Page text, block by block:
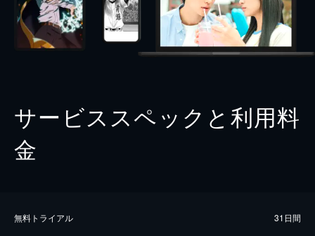
サービススペックと利用料
金
無料トライアル 31日間